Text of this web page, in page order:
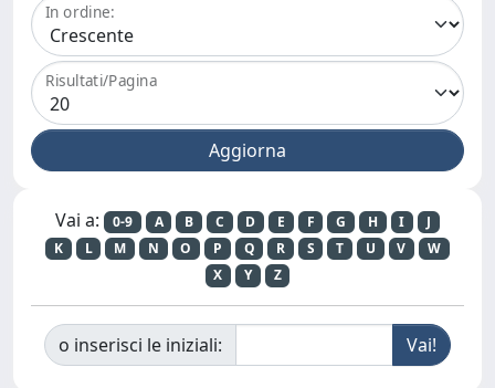
In ordine:
Risultati/Pagina
Vai a: 0-9 A B C D E F G H I
J
K
L M N O P Q R S T U V
W
X
Y Z
o inserisci le iniziali: